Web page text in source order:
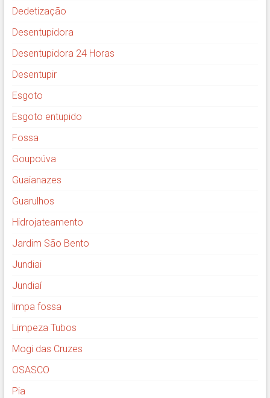
Dedetização
Desentupidora
Desentupidora 24 Horas
Desentupir
Esgoto
Esgoto entupido
Fossa
Goupoúva
Guaianazes
Guarulhos
Hidrojateamento
Jardim São Bento
Jundiai
Jundiaí
limpa fossa
Limpeza Tubos
Mogi das Cruzes
OSASCO
Pia